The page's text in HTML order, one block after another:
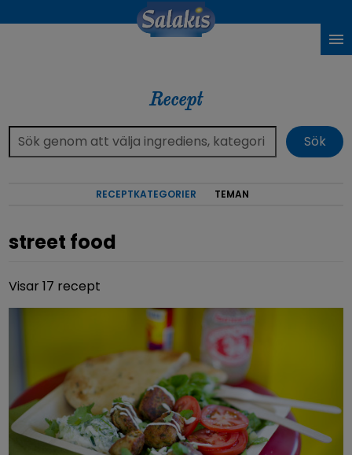
Recept
RECEPTKATEGORIER TEMAN
street food
Visar 17 recept